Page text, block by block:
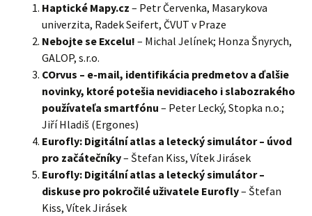
Haptické Mapy.cz – Petr Červenka, Masarykova
univerzita, Radek Seifert, ČVUT v Praze
Nebojte se Excelu! – Michal Jelínek; Honza Šnyrych,
GALOP, s.r.o.
COrvus – e-mail, identifikácia predmetov a ďalšie
novinky, ktoré potešia nevidiaceho i slabozrakého
používateľa smartfónu – Peter Lecký, Stopka n.o.;
Jiří Hladiš (Ergones)
Eurofly: Digitální atlas a letecký simulátor – úvod
pro začátečníky– Štefan Kiss, Vítek Jirásek
Eurofly: Digitální atlas a letecký simulátor –
diskuse pro pokročilé uživatele Eurofly– Štefan
Kiss, Vítek Jirásek